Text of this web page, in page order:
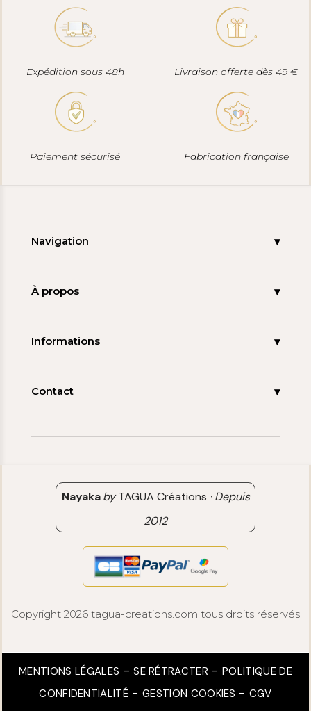
Expédition sous 48h Livraison offerte dès 49 €
Paiement sécurisé Fabrication française
Navigation
Accueil
À propos
La tagua
Informations
Mon compte
Contact
Nayaka byTAGUA Créations ·Depuis
2012
Copyright 2026 tagua-creations.com tous droits réservés
MENTIONS LÉGALES SE RÉTRACTER
POLITIQUE DE
CONFIDENTIALITÉ
GESTION COOKIES CGV